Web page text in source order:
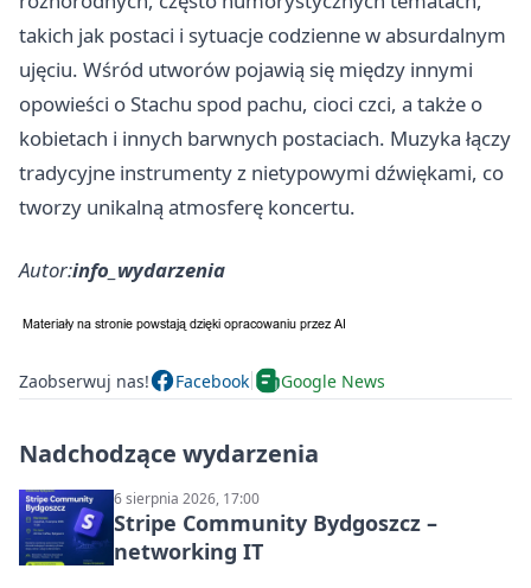
takich jak postaci i sytuacje codzienne w absurdalnym
ujęciu. Wśród utworów pojawią się między innymi
opowieści o Stachu spod pachu, cioci czci, a także o
kobietach i innych barwnych postaciach. Muzyka łączy
tradycyjne instrumenty z nietypowymi dźwiękami, co
tworzy unikalną atmosferę koncertu.
Autor:info_wydarzenia
Zaobserwuj nas! Facebook Google News
Nadchodzące wydarzenia
6 sierpnia 2026, 17:00
Stripe Community Bydgoszcz –
networking IT